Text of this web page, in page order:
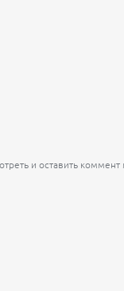
и оставить